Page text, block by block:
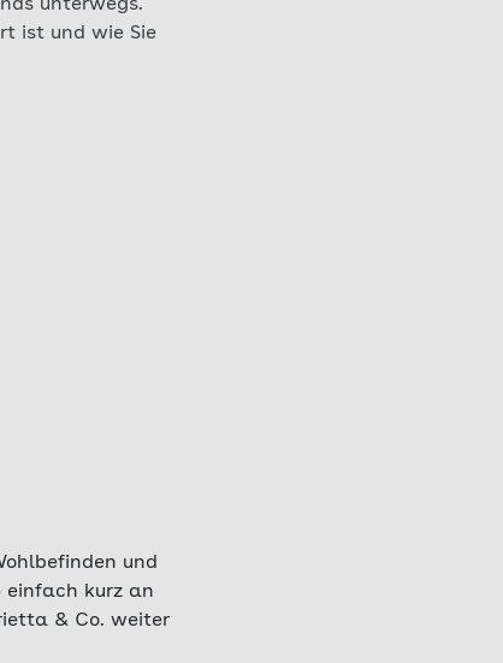
unterwegs.
ist und wie Sie
und
einfach kurz an
& Co. weiter